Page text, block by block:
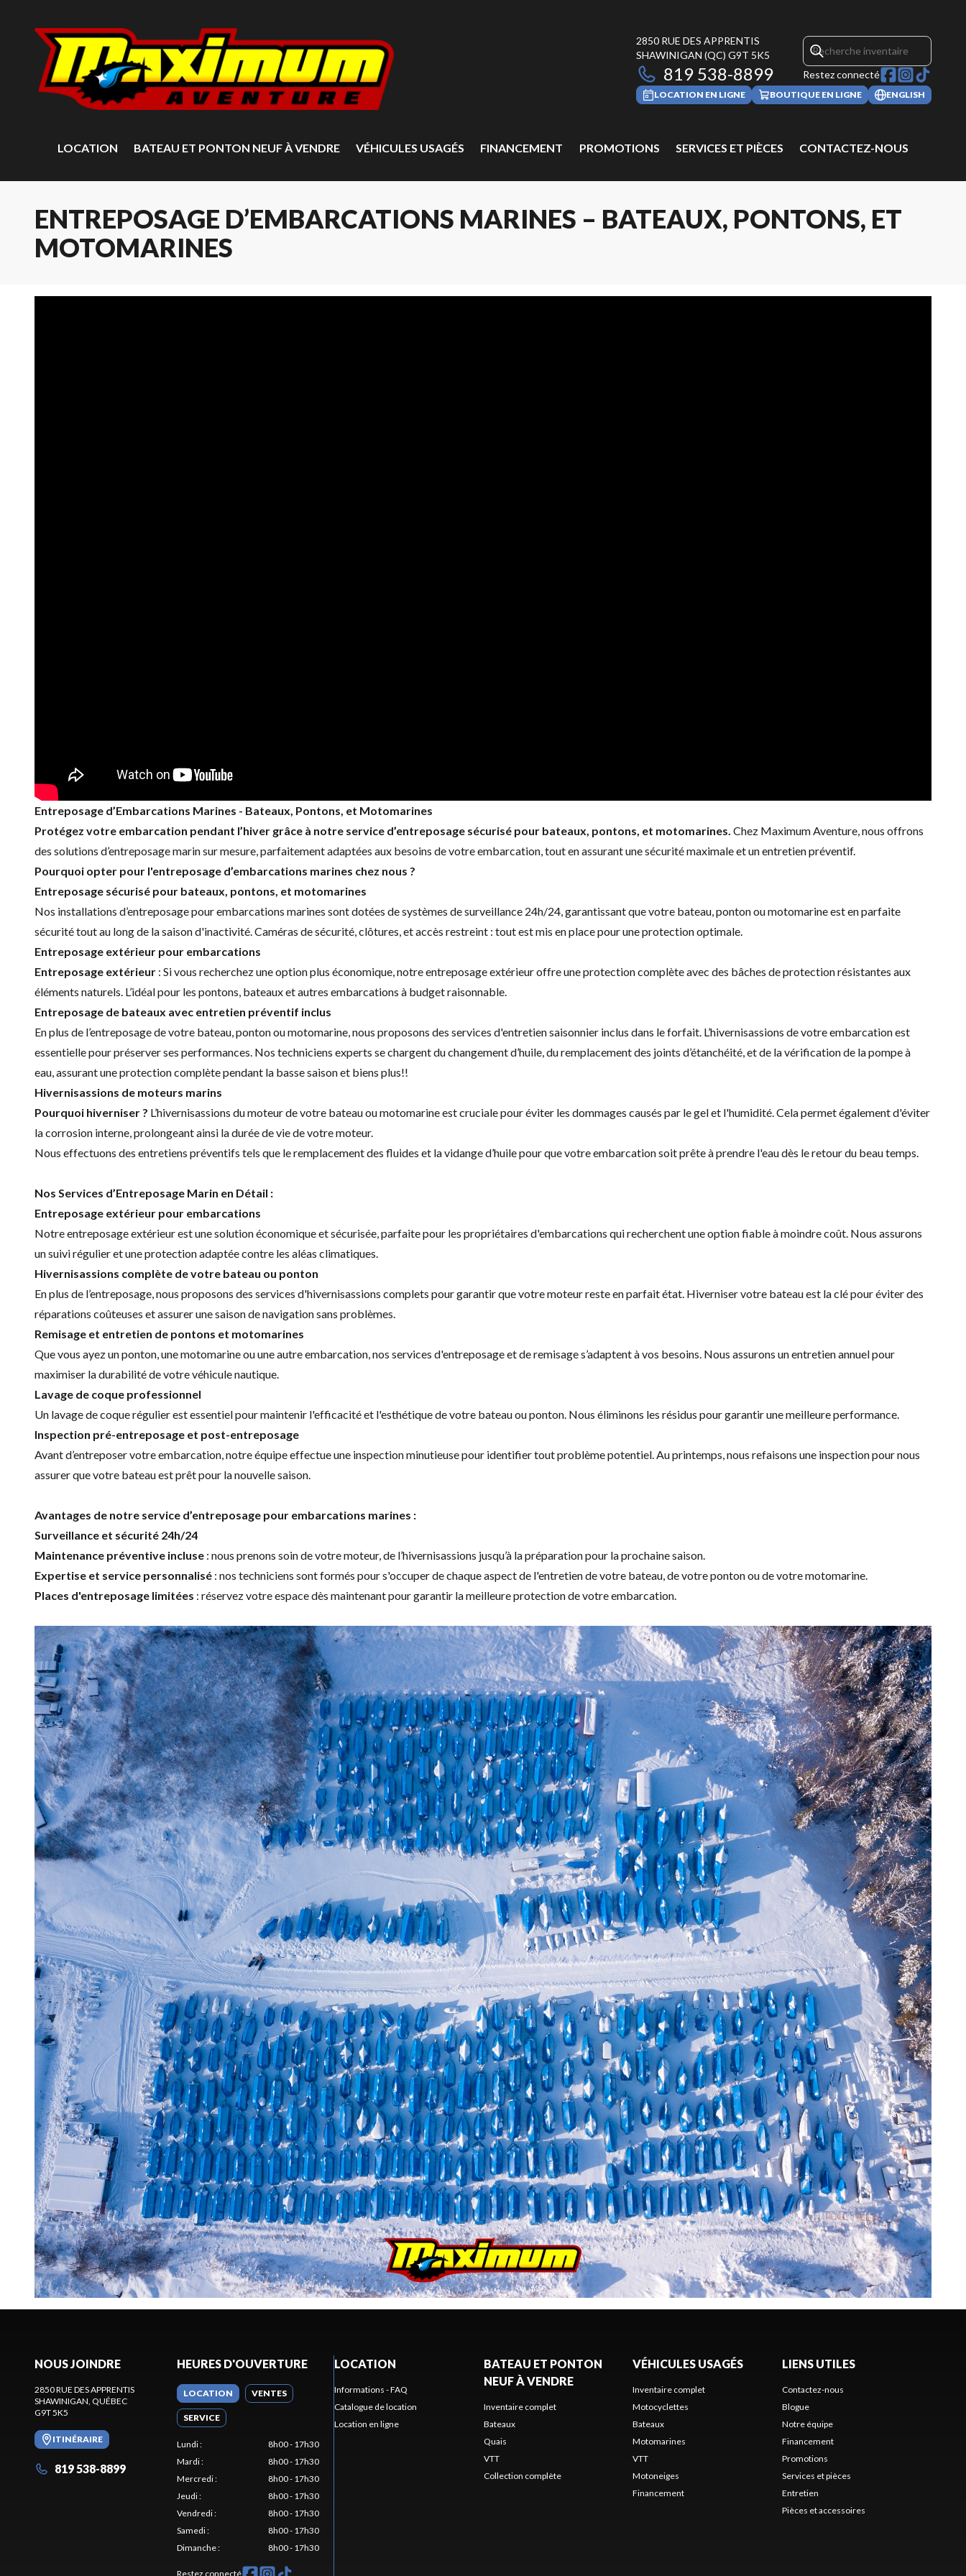
2850 RUE DES APPRENTIS
SHAWINIGAN (QC) G9T 5K5
819 538-8899 Restez connecté
LOCATION EN LIGNE BOUTIQUE EN LIGNE ENGLISH
LOCATION BATEAU ET PONTON NEUF À VENDRE VÉHICULES USAGÉS FINANCEMENT PROMOTIONS SERVICES ET PIÈCES CONTACTEZ-NOUS
ENTREPOSAGE D’EMBARCATIONS MARINES – BATEAUX, PONTONS, ET
MOTOMARINES
Entreposage d’Embarcations Marines - Bateaux, Pontons, et Motomarines
Protégez votre embarcation pendant l’hiver grâce à notre service d’entreposage sécurisé pour bateaux, pontons, et motomarines. Chez Maximum Aventure, nous offrons
des solutions d’entreposage marin sur mesure, parfaitement adaptées aux besoins de votre embarcation, tout en assurant une sécurité maximale et un entretien préventif.
Pourquoi opter pour l'entreposage d’embarcations marines chez nous ?
Entreposage sécurisé pour bateaux, pontons, et motomarines
Nos installations d’entreposage pour embarcations marines sont dotées de systèmes de surveillance 24h/24, garantissant que votre bateau, ponton ou motomarine est en parfaite
sécurité tout au long de la saison d'inactivité. Caméras de sécurité, clôtures, et accès restreint : tout est mis en place pour une protection optimale.
Entreposage extérieur pour embarcations
Entreposage extérieur : Si vous recherchez une option plus économique, notre entreposage extérieur offre une protection complète avec des bâches de protection résistantes aux
éléments naturels. L’idéal pour les pontons, bateaux et autres embarcations à budget raisonnable.
Entreposage de bateaux avec entretien préventif inclus
En plus de l’entreposage de votre bateau, ponton ou motomarine, nous proposons des services d'entretien saisonnier inclus dans le forfait. L’hivernisassions de votre embarcation est
essentielle pour préserver ses performances. Nos techniciens experts se chargent du changement d’huile, du remplacement des joints d’étanchéité, et de la vérification de la pompe à
eau, assurant une protection complète pendant la basse saison et biens plus!!
Hivernisassions de moteurs marins
Pourquoi hiverniser ? L’hivernisassions du moteur de votre bateau ou motomarine est cruciale pour éviter les dommages causés par le gel et l'humidité. Cela permet également d'éviter
la corrosion interne, prolongeant ainsi la durée de vie de votre moteur.
Nous effectuons des entretiens préventifs tels que le remplacement des fluides et la vidange d’huile pour que votre embarcation soit prête à prendre l'eau dès le retour du beau temps.
Nos Services d’Entreposage Marin en Détail :
Entreposage extérieur pour embarcations
Notre entreposage extérieur est une solution économique et sécurisée, parfaite pour les propriétaires d'embarcations qui recherchent une option fiable à moindre coût. Nous assurons
un suivi régulier et une protection adaptée contre les aléas climatiques.
Hivernisassions complète de votre bateau ou ponton
En plus de l’entreposage, nous proposons des services d'hivernisassions complets pour garantir que votre moteur reste en parfait état. Hiverniser votre bateau est la clé pour éviter des
réparations coûteuses et assurer une saison de navigation sans problèmes.
Remisage et entretien de pontons et motomarines
Que vous ayez un ponton, une motomarine ou une autre embarcation, nos services d'entreposage et de remisage s’adaptent à vos besoins. Nous assurons un entretien annuel pour
maximiser la durabilité de votre véhicule nautique.
Lavage de coque professionnel
Un lavage de coque régulier est essentiel pour maintenir l'efficacité et l'esthétique de votre bateau ou ponton. Nous éliminons les résidus pour garantir une meilleure performance.
Inspection pré-entreposage et post-entreposage
Avant d’entreposer votre embarcation, notre équipe effectue une inspection minutieuse pour identifier tout problème potentiel. Au printemps, nous refaisons une inspection pour nous
assurer que votre bateau est prêt pour la nouvelle saison.
Avantages de notre service d’entreposage pour embarcations marines :
Surveillance et sécurité 24h/24
Maintenance préventive incluse : nous prenons soin de votre moteur, de l’hivernisassions jusqu’à la préparation pour la prochaine saison.
Expertise et service personnalisé : nos techniciens sont formés pour s'occuper de chaque aspect de l'entretien de votre bateau, de votre ponton ou de votre motomarine.
Places d'entreposage limitées : réservez votre espace dès maintenant pour garantir la meilleure protection de votre embarcation.
NOUS JOINDRE
2850 RUE DES APPRENTIS
SHAWINIGAN, QUÉBEC
G9T 5K5
ITINÉRAIRE
819 538-8899
HEURES D'OUVERTURE
LOCATION VENTES
SERVICE
Lundi:
8h00 - 17h30
Mardi:
8h00 - 17h30
Mercredi:
8h00 - 17h30
Jeudi:
8h00 - 17h30
Vendredi:
8h00 - 17h30
Samedi:
8h00 - 17h30
Dimanche: 8h00 - 17h30
Restez connecté
LOCATION
Informations - FAQ
Catalogue de location
Location en ligne
BATEAU ET PONTON
NEUF À VENDRE
Inventaire complet
Bateaux
Quais
VTT
Collection complète
VÉHICULES USAGÉS
Inventaire complet
Motocyclettes
Bateaux
Motomarines
VTT
Motoneiges
Financement
LIENS UTILES
Contactez-nous
Blogue
Notre équipe
Financement
Promotions
Services et pièces
Entretien
Pièces et accessoires